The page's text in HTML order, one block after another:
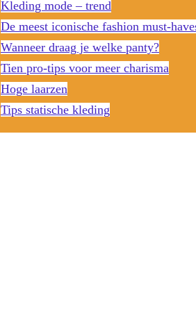
Kleding mode – trend
De meest iconische fashion must-
Wanneer draag je welke panty?
Tien pro-tips voor meer charisma
Hoge laarzen
Tips statische kleding